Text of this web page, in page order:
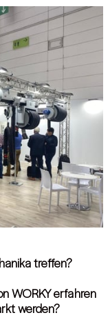
treffen?
WORKY erfahren
werden?